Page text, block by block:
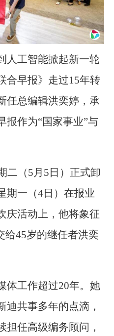
人工智能掀起新一轮
合早报》走过15年转
任总编辑洪奕婷，承
报作为“国家事业”与
二（5月5日）正式卸
期一（4日）在报业
庆活动上，他将象征
给45岁的继任者洪奕
体工作超过20年。她
迪共事多年的点滴，
担任高级编务顾问，